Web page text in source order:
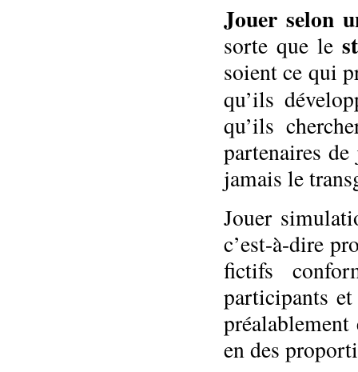
Jouer selon
sorte que le
soient ce qui
qu’ils
qu’ils
partenaires
jamais le
Jouer
c’est-à-dire
fictifs
participants
en des